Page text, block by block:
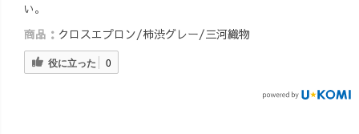
い。
商品： クロスエプロン/柿渋グレー/三河織物
役に立った 0